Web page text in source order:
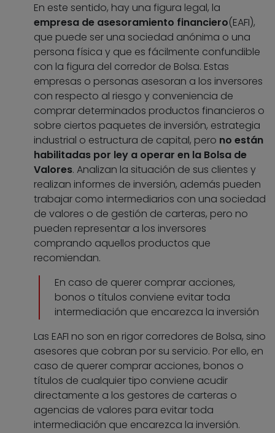
En este sentido, hay una figura legal, la
empresa de asesoramiento financiero(EAFI),
que puede ser una sociedad anónima o una
persona física y que es fácilmente confundible
con la figura del corredor de Bolsa. Estas
empresas o personas asesoran a los inversores
con respecto al riesgo y conveniencia de
comprar determinados productos financieros o
sobre ciertos paquetes de inversión, estrategia
industrial o estructura de capital, pero no están
habilitadas por ley a operar en la Bolsa de
Valores. Analizan la situación de sus clientes y
realizan informes de inversión, además pueden
trabajar como intermediarios con una sociedad
de valores o de gestión de carteras, pero no
pueden representar a los inversores
comprando aquellos productos que
recomiendan.
En caso de querer comprar acciones,
bonos o títulos conviene evitar toda
intermediación que encarezca la inversión
Las EAFI no son en rigor corredores de Bolsa, sino
asesores que cobran por su servicio. Por ello, en
caso de querer comprar acciones, bonos o
títulos de cualquier tipo conviene acudir
directamente a los gestores de carteras o
agencias de valores para evitar toda
intermediación que encarezca la inversión.